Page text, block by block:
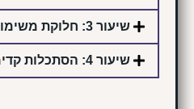
שיעור 3: חלוקת משימות לפי תוכן ואנרגיה
שיעור 4: הסתכלות קדימה